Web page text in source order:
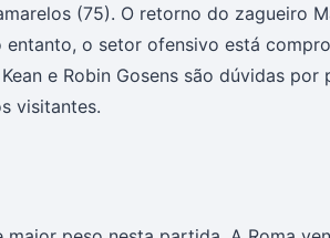
(75). O retorno do zagueiro
o setor ofensivo está
e Robin Gosens são dúvidas por
visitantes.